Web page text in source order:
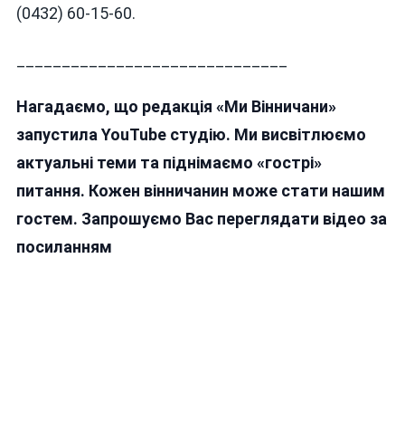
(0432) 60-15-60.
Нагадаємо, що редакція «Ми Вінничани»
запустила YouTube студію. Ми висвітлюємо
актуальні теми та піднімаємо «гострі»
питання. Кожен вінничанин може стати нашим
гостем. Запрошуємо Вас переглядати відео за
посиланням